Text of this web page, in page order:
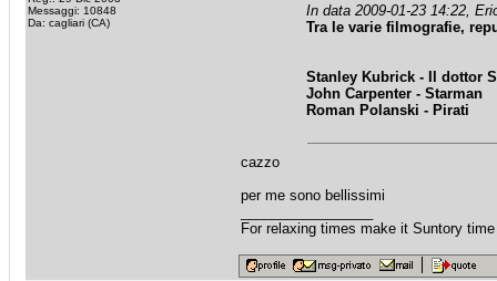
Messaggi: 10848
Da: cagliari (CA)
In data 2009-01-23 14:22,
Tra le varie filmografie,
Stanley Kubrick - Il dottor
John Carpenter - Starman
Roman Polanski - Pirati
cazzo
per me sono bellissimi
For relaxing times make it Suntory time